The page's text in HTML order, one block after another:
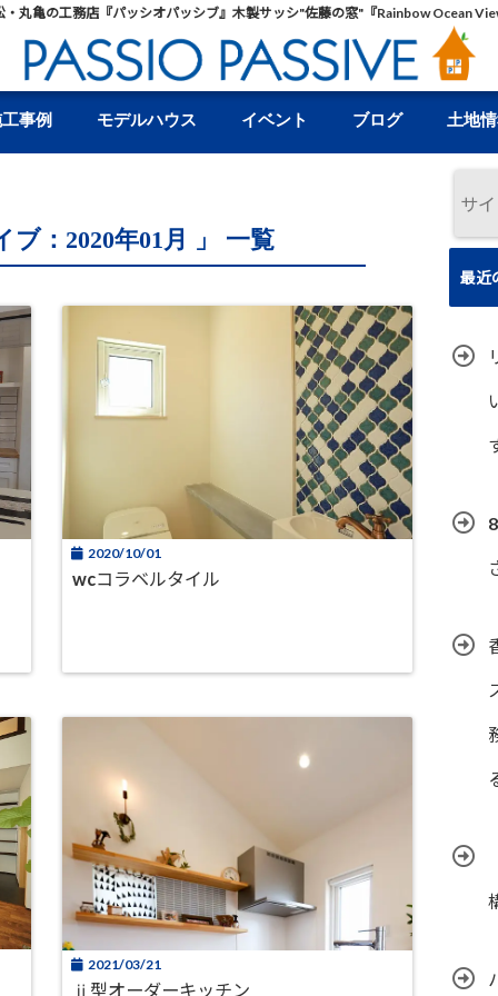
・丸亀の工務店『パッシオパッシブ』木製サッシ"佐藤の窓"『Rainbow Ocean
事例 モデルハウス イベント ブログ 土地
ブ：2020年01月 」 一覧
2020/10/01
wcコラベルタイル
2021/03/21
ⅱ型オーダーキッチン
最近